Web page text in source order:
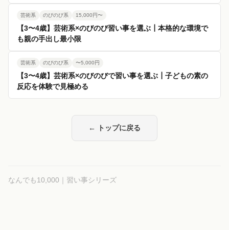
芸術系 のびのび系 15,000円〜
【3〜4歳】芸術系×のびのび習い事を選ぶ┃本格的な環境で
も親の手出し最小限
芸術系 のびのび系 〜5,000円
【3〜4歳】芸術系×のびのびで習い事を選ぶ┃子どもの素の
反応を体験で見極める
← トップに戻る
なんでも10,000｜習い事シリーズ